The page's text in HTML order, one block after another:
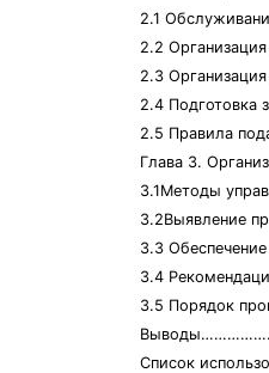
2.1
2.2
2.3
2.4
2.5 Правила
Глава 3.
3.1Методы
3.2Выявление
3.3
3.4
3.5 Порядок
Список